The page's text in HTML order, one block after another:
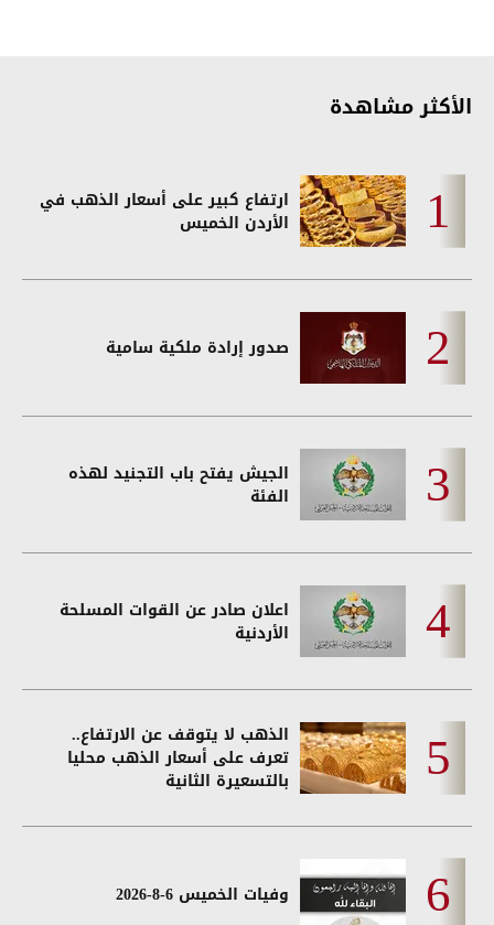
الأكثر مشاهدة
ارتفاع كبير على أسعار الذهب في
الأردن الخميس
صدور إرادة ملكية سامية
الجيش يفتح باب التجنيد لهذه
الفئة
اعلان صادر عن القوات المسلحة
الأردنية
الذهب لا يتوقف عن الارتفاع..
تعرف على أسعار الذهب محليا
بالتسعيرة الثانية
وفيات الخميس 6-8-2026